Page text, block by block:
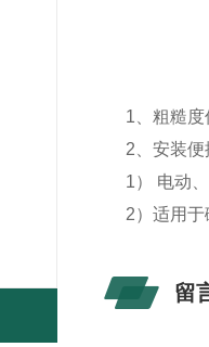
1、粗糙
2、安装
1） 电动
2）适用
留